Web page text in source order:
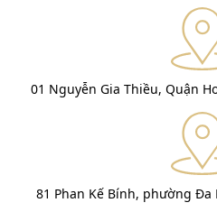
01 Nguyễn Gia Thiều, Quận
81 Phan Kế Bính, phường Đa